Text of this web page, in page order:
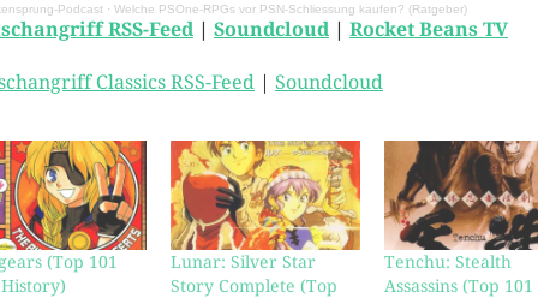
Podcast · Welche PSOne-RPGs vor PSN-Schliessung kaufen? (Ratgeber)
RSS-Feed| Soundcloud| Rocket Beans TV
Classics RSS-Feed Soundcloud
(Top 101
History)
Lunar: Silver Star
Story Complete (Top
Tenchu: Stealth
Assassins (Top 101